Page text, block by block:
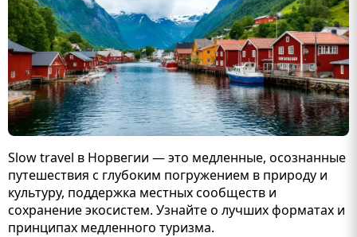
Slow travel в Норвегии — это медленные, осознанные
путешествия с глубоким погружением в природу и
культуру, поддержка местных сообществ и
сохранение экосистем. Узнайте о лучших форматах и
принципах медленного туризма.